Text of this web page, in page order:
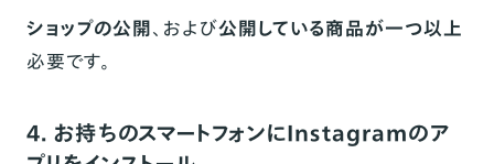
ショップの公開、および公開している商品が一つ以上
必要です。
4. お持ちのスマートフォンにInstagramのア